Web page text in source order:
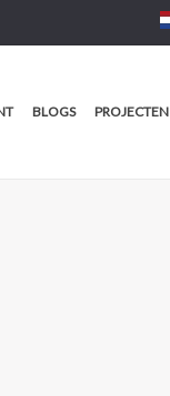
BLOGS PROJECTEN